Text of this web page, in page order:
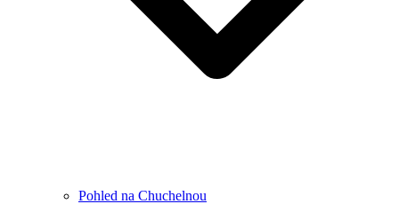
Pohled na Chuchelnou